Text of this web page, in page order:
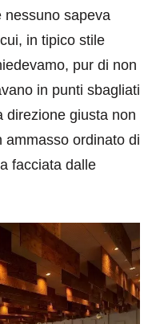
nessuno sapeva
in tipico stile
pur di non
in punti sbagliati
direzione giusta non
ammasso ordinato di
facciata dalle